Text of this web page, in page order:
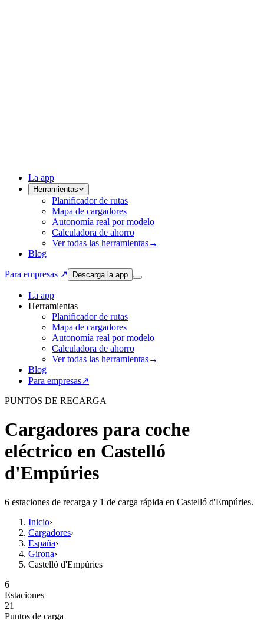
La app
Herramientas
Planificador de rutas
Mapa de cargadores
Autonomía real por modelo
Calculadora de ahorro
Ver todas las herramientas→
Blog
Para empresas ↗ Descarga la app
La app
Herramientas
Planificador de rutas
Mapa de cargadores
Autonomía real por modelo
Calculadora de ahorro
Ver todas las herramientas→
Blog
Para empresas↗
PUNTOS DE RECARGA
Cargadores para coche
eléctrico en Castelló
d'Empúries
6 estaciones de recarga y 1 de carga rápida en Castelló d'Empúries.
Inicio›
Cargadores›
España›
Girona›
Castelló d'Empúries
6
Estaciones
21
Puntos de carga